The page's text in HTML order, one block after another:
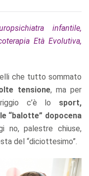
infantile,
Età Evolutiva,
che tutto sommato
tensione, ma per
c’è lo sport,
“balotte” dopocena
no, palestre chiuse,
del “diciottesimo”.